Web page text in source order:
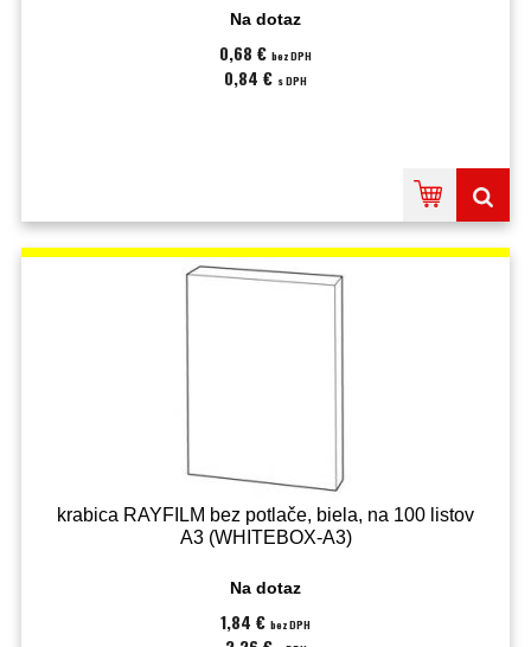
Na dotaz
0,68 € bez DPH
0,84 € s DPH
krabica RAYFILM bez potlače, biela, na 100 listov
A3 (WHITEBOX-A3)
Na dotaz
1,84 € bez DPH